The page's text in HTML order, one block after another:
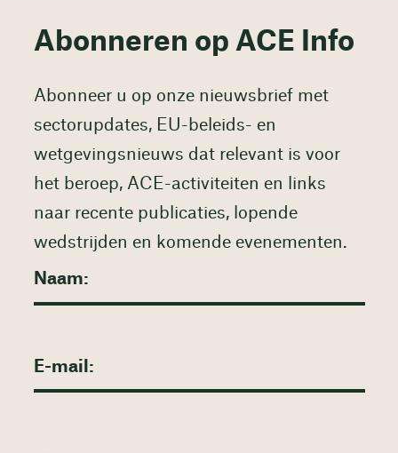
Abonneren op ACE Info
Abonneer u op onze nieuwsbrief met
sectorupdates, EU-beleids- en
wetgevingsnieuws dat relevant is voor
het beroep, ACE-activiteiten en links
naar recente publicaties, lopende
wedstrijden en komende evenementen.